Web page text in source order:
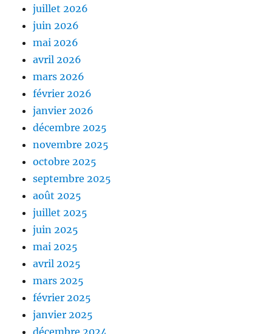
juillet 2026
juin 2026
mai 2026
avril 2026
mars 2026
février 2026
janvier 2026
décembre 2025
novembre 2025
octobre 2025
septembre 2025
août 2025
juillet 2025
juin 2025
mai 2025
avril 2025
mars 2025
février 2025
janvier 2025
décembre 2024